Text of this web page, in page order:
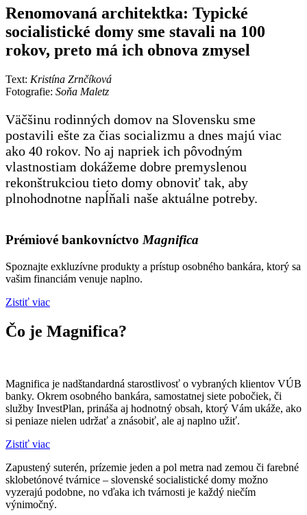
Renomovaná architektka: Typické
socialistické domy sme stavali na 100
rokov, preto má ich obnova zmysel
Text: Kristína Zrnčíková
Fotografie: Soňa Maletz
Väčšinu rodinných domov na Slovensku sme
postavili ešte za čias socializmu a dnes majú viac
ako 40 rokov. No aj napriek ich pôvodným
vlastnostiam dokážeme dobre premyslenou
rekonštrukciou tieto domy obnoviť tak, aby
plnohodnotne napĺňali naše aktuálne potreby.
Prémiové bankovníctvoMagnifica
Spoznajte exkluzívne produkty a prístup osobného bankára, ktorý sa
vašim financiám venuje naplno.
Zistiť viac
Čo je Magnifica?
Magnifica je nadštandardná starostlivosť o vybraných klientov VÚB
banky. Okrem osobného bankára, samostatnej siete pobočiek, či
služby InvestPlan, prináša aj hodnotný obsah, ktorý Vám ukáže, ako
si peniaze nielen udržať a znásobiť, ale aj naplno užiť.
Zistiť viac
Zapustený suterén, prízemie jeden a pol metra nad zemou či farebné
sklobetónové tvárnice – slovenské socialistické domy možno
vyzerajú podobne, no vďaka ich tvárnosti je každý niečím
výnimočný.